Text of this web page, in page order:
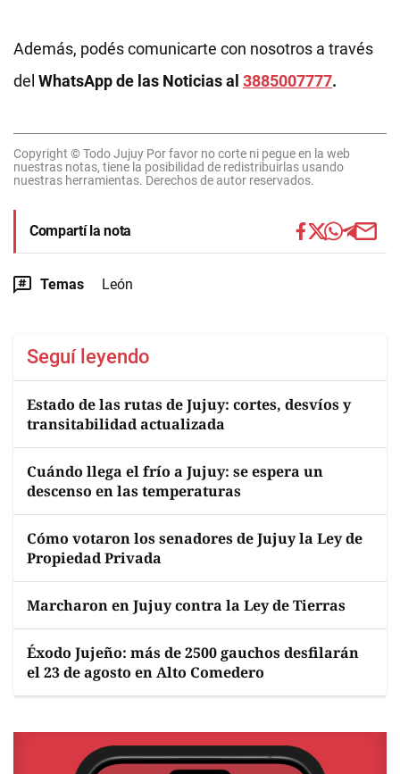
Además, podés comunicarte con nosotros a través
del WhatsApp de las Noticias al 3885007777.
Copyright © Todo Jujuy Por favor no corte ni pegue en la web
nuestras notas, tiene la posibilidad de redistribuirlas usando
nuestras herramientas. Derechos de autor reservados.
Compartí la nota
Temas León
Seguí leyendo
Estado de las rutas de Jujuy: cortes, desvíos y
transitabilidad actualizada
Cuándo llega el frío a Jujuy: se espera un
descenso en las temperaturas
Cómo votaron los senadores de Jujuy la Ley de
Propiedad Privada
Marcharon en Jujuy contra la Ley de Tierras
Éxodo Jujeño: más de 2500 gauchos desfilarán
el 23 de agosto en Alto Comedero